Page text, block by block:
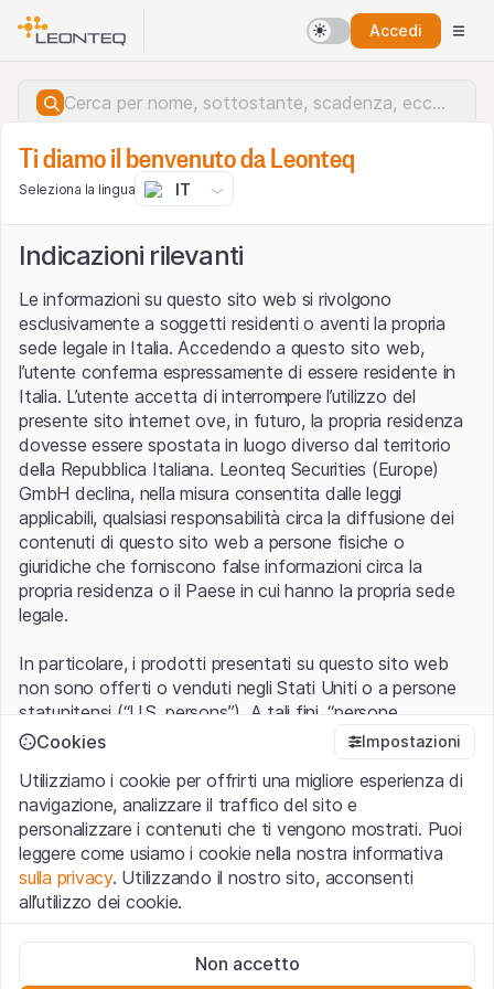
Accedi
Errore del server.
Ti diamo il benvenuto da Leonteq
Seleziona la lingua IT
Indicazioni rilevanti
Le informazioni su questo sito web si rivolgono
esclusivamente a soggetti residenti o aventi la propria
sede legale in Italia. Accedendo a questo sito web,
l’utente conferma espressamente di essere residente in
Italia. L’utente accetta di interrompere l’utilizzo del
presente sito internet ove, in futuro, la propria residenza
dovesse essere spostata in luogo diverso dal territorio
della Repubblica Italiana. Leonteq Securities (Europe)
GmbH declina, nella misura consentita dalle leggi
applicabili, qualsiasi responsabilità circa la diffusione dei
contenuti di questo sito web a persone fisiche o
giuridiche che forniscono false informazioni circa la
propria residenza o il Paese in cui hanno la propria sede
legale.
In particolare, i prodotti presentati su questo sito web
non sono offerti o venduti negli Stati Uniti o a persone
statunitensi (“U.S. persons”). A tali fini, “persone
statunitensi” vanno intese nel significato ad esse ascritto
1933 che include le persone residenti negli Stati Uniti
d’America, le società per azioni e le altre forme societarie
americane.
Condizioni di utilizzo e informazioni legali
Con l’accesso al sito web (di seguito, il “Sito”) si dichiara
avvertenze importanti e le condizioni di utilizzo ivi rese
Cookies Impostazioni
Utilizziamo i cookie per offrirti una migliore esperienza di
navigazione, analizzare il traffico del sito e
personalizzare i contenuti che ti vengono mostrati. Puoi
leggere come usiamo i cookie nella nostra informativa
sulla privacy. Utilizzando il nostro sito, acconsenti
all’utilizzo dei cookie.
Questi cookie sono necessari per il funzionamento del sito
Non accetto